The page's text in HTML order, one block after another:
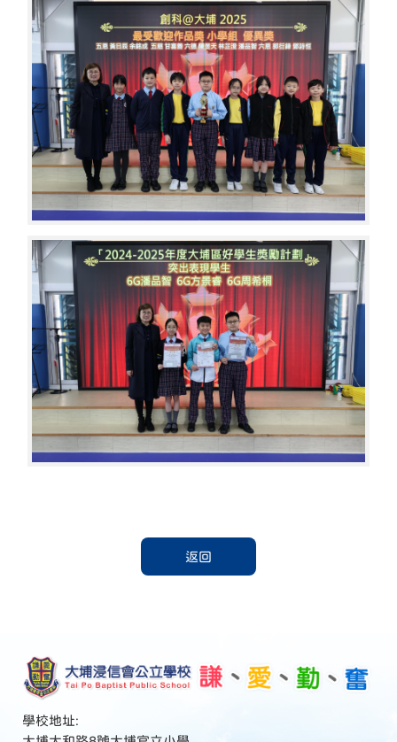
返回
學校地址: